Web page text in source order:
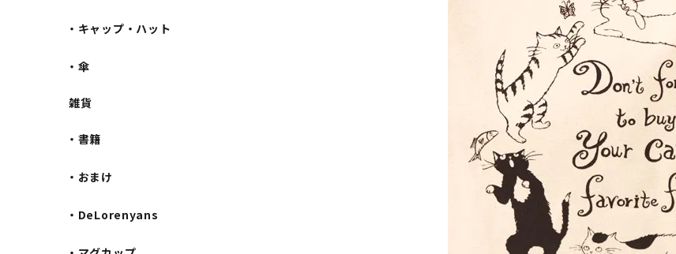
・キャップ・ハット
・傘
雑貨
・書籍
・おまけ
・DeLorenyans